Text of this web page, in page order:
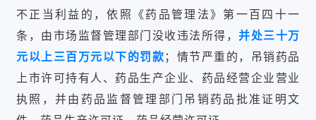
不正当利益的，依照《药品管理法》第一百四十一
条，由市场监督管理部门没收违法所得， 并处三十万
元以上三百万元以下的罚款 ；情节严重的，吊销药品
上市许可持有人、药品生产企业、药品经营企业营业
执照，并由药品监督管理部门吊销药品批准证明文